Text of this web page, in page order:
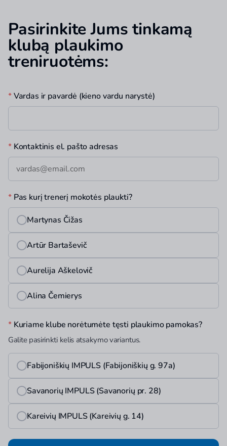
Pasirinkite Jums tinkamą
klubą plaukimo
treniruotėms:
*Vardas ir pavardė (kieno vardu narystė)
*Kontaktinis el. pašto adresas
*Pas kurį trenerį mokotės plaukti?
Martynas Čižas
Artūr Bartaševič
Aurelija Aškelovič
Alina Čemierys
*Kuriame klube norėtumėte tęsti plaukimo pamokas?
Galite pasirinkti kelis atsakymo variantus.
Fabijoniškių IMPULS (Fabijoniškių g. 97a)
Savanorių IMPULS (Savanorių pr. 28)
Kareivių IMPULS (Kareivių g. 14)